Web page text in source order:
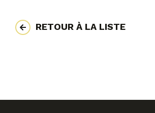
RETOUR À LA LISTE